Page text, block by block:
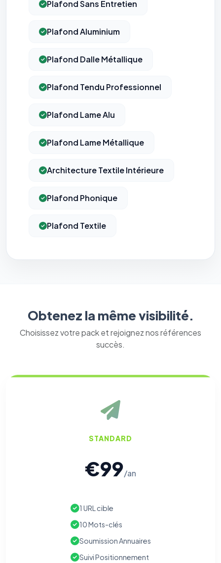
Plafond Sans Entretien
Plafond Aluminium
Plafond Dalle Métallique
Plafond Tendu Professionnel
Plafond Lame Alu
Plafond Lame Métallique
Architecture Textile Intérieure
Plafond Phonique
Plafond Textile
Obtenez la même visibilité.
Choisissez votre pack et rejoignez nos références
succès.
STANDARD
€99/an
1 URL cible
10 Mots-clés
Soumission Annuaires
Suivi Positionnement